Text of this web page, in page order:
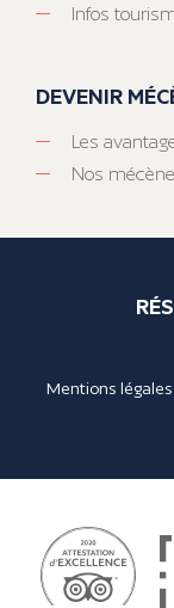
Infos
DEVENIR
Les
Nos
Mentions légales